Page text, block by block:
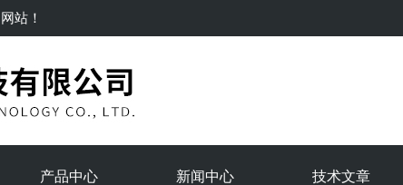
网站！
产品中心 新闻中心 技术文章